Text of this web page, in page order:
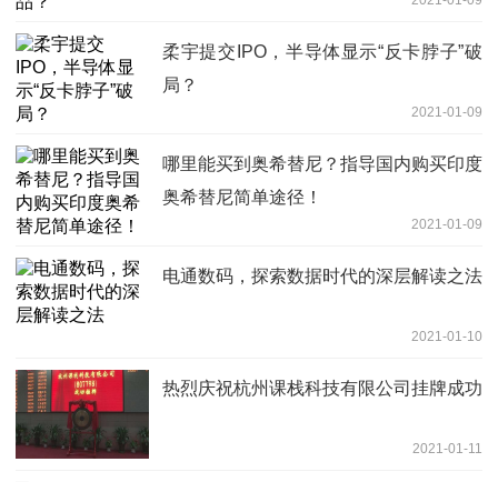
柔宇提交IPO，半导体显示“反卡脖子”破
局？
2021-01-09
哪里能买到奥希替尼？指导国内购买印度
奥希替尼简单途径！
2021-01-09
电通数码，探索数据时代的深层解读之法
2021-01-10
热烈庆祝杭州课栈科技有限公司挂牌成功
2021-01-11